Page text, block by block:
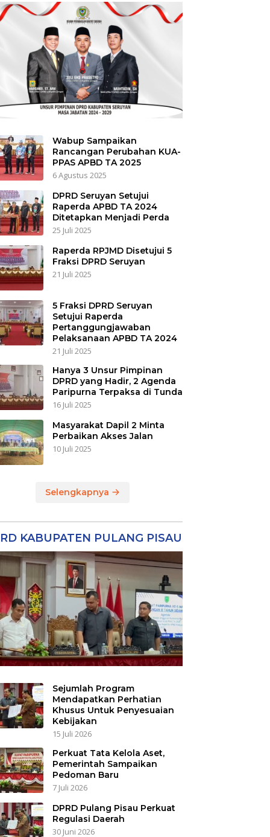
Wabup Sampaikan
Rancangan Perubahan KUA-
PPAS APBD TA 2025
6 Agustus 2025
DPRD Seruyan Setujui
Raperda APBD TA 2024
Ditetapkan Menjadi Perda
25 Juli 2025
Raperda RPJMD Disetujui 5
Fraksi DPRD Seruyan
21 Juli 2025
5 Fraksi DPRD Seruyan
Setujui Raperda
Pertanggungjawaban
Pelaksanaan APBD TA 2024
21 Juli 2025
Hanya 3 Unsur Pimpinan
DPRD yang Hadir, 2 Agenda
Paripurna Terpaksa di Tunda
16 Juli 2025
Masyarakat Dapil 2 Minta
Perbaikan Akses Jalan
10 Juli 2025
Selengkapnya
KABUPATEN PULANG PISAU
Sejumlah Program
Mendapatkan Perhatian
Khusus Untuk Penyesuaian
Kebijakan
15 Juli 2026
Perkuat Tata Kelola Aset,
Pemerintah Sampaikan
Pedoman Baru
7 Juli 2026
DPRD Pulang Pisau Perkuat
Regulasi Daerah
30 Juni 2026